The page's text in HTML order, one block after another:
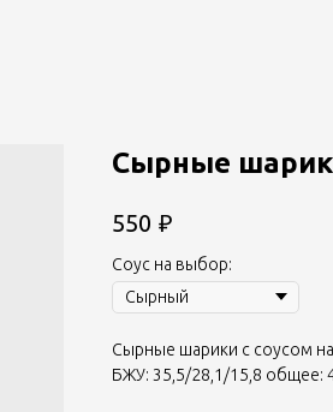
Сырные
550 ₽
Соус на выбор:
Сырные шарики с соусом
БЖУ: 35,5/28,1/15,8 общее: